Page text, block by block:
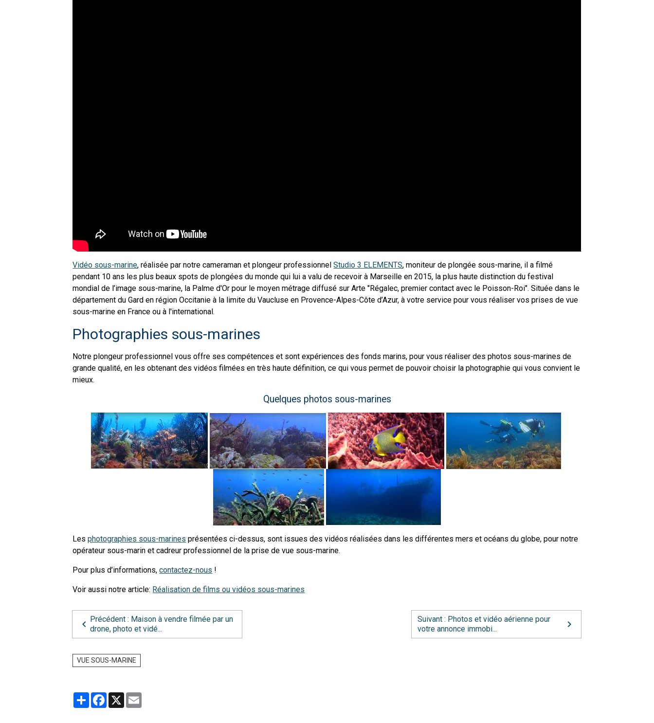
Vidéo sous-marine, réalisée par notre cameraman et plongeur professionnelStudio 3 ELEMENTS, moniteur de plongée sous-marine, il a filmé
pendant 10 ans les plus beaux spots de plongées du monde qui lui a valu de recevoir à Marseille en 2015, la plus haute distinction du festival
mondial de l’image sous-marine, la Palme d'Or pour le moyen métrage diffusé sur Arte "Régalec, premier contact avec le Poisson-Roi". Située dans le
département du Gard en région Occitanie à la limite du Vaucluse en Provence-Alpes-Côte d’Azur, à votre service pour vous réaliser vos prises de vue
sous-marine en France ou à l'international.
Photographies sous-marines
Notre plongeur professionnel vous offre ses compétences et sont expériences des fonds marins, pour vous réaliser des photos sous-marines de
grande qualité, en les obtenant des vidéos filmées en très haute définition, ce qui vous permet de pouvoir choisir la photographie qui vous convient le
mieux.
Quelques photos sous-marines
Lesphotographies sous-marines présentées ci-dessus, sont issues des vidéos réalisées dans les différentes mers et océans du globe, pour notre
opérateur sous-marin et cadreur professionnel de la prise de vue sous-marine.
Pour plus d’informations,contactez-nous !
Voir aussi notre article: Réalisation de films ou vidéos sous-marines
Précédent : Maison à vendre filmée par un
drone, photo et vidé...
Suivant : Photos et vidéo aérienne pour
votre annonce immobi...
VUE SOUS-MARINE
PartagerFacebook
X